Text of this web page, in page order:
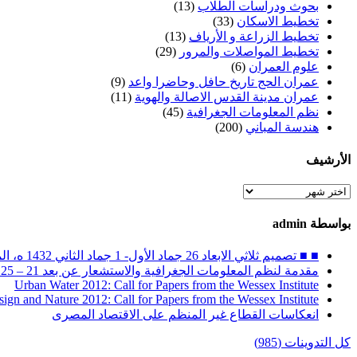
بحوث ودراسات الطلاب (13)
تخطيط الاسكان (33)
تخطيط الزراعة و الأرياف (13)
تخطيط المواصلات والمرور (29)
علوم العمران (6)
عمران الحج تاريخ حافل وحاضرا واعد (9)
عمران مدينة القدس الاصالة والهوية (11)
نظم المعلومات الجغرافية (45)
هندسة المباني (200)
الأرشيف
الأرشيف
بواسطة admin
■ ■ تصميم ثلاثي الابعاد 26 جماد الأول- 1 جماد الثاني 1432 ه، الموافق 30 أبريل – 4 مايو 2011 م
مقدمة لنظم المعلومات الجغرافية والاستشعار عن بعد 21 – 25 ربيع الثاني 1432 ه / 26 – 30 مارس 2011 م
Urban Water 2012: Call for Papers from the Wessex Institute
and Nature 2012: Call for Papers from the Wessex Institute‏
انعكاسات القطاع غير المنظم على الاقتصاد المصرى
كل التدوينات (985)